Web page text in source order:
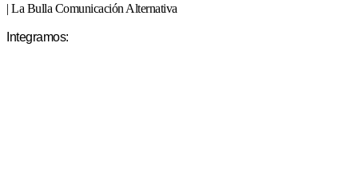
| La Bulla Comunicación Alternativa
Integramos: